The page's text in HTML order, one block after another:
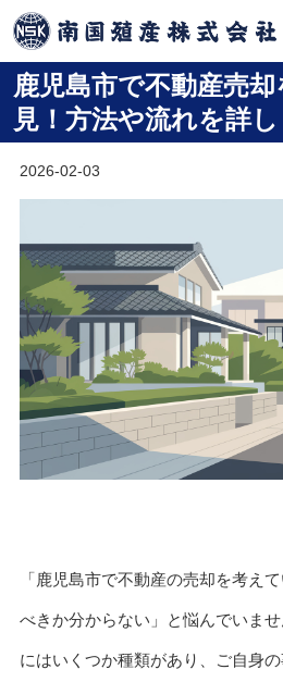
鹿児島市で不動産売
見！方法や流れを詳
2026-02-03
「鹿児島市で不動産の売却を考え
べきか分からない」と悩んでいま
にはいくつか種類があり、ご自身